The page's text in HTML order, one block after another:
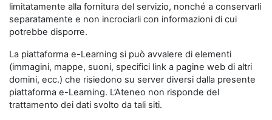
limitatamente alla fornitura del servizio, nonché a conservarli
separatamente e non incrociarli con informazioni di cui
potrebbe disporre.
La piattaforma e-Learning si può avvalere di elementi
(immagini, mappe, suoni, specifici link a pagine web di altri
domini, ecc.) che risiedono su server diversi dalla presente
piattaforma e-Learning. L’Ateneo non risponde del
trattamento dei dati svolto da tali siti.